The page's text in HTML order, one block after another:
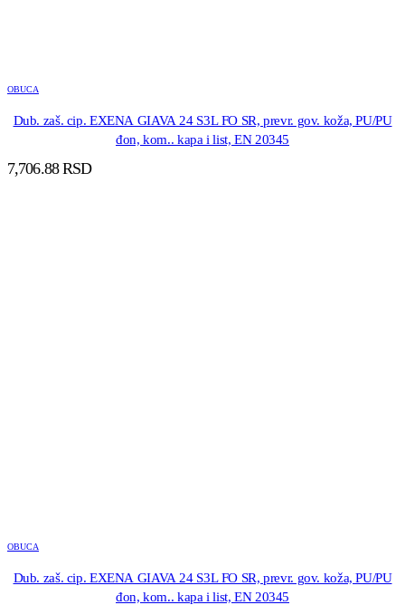
OBUCA
Dub. zaš. cip. EXENA GIAVA 24 S3L FO SR, prevr. gov. koža, PU/PU
đon, kom.. kapa i list, EN 20345
7,706.88RSD
OBUCA
Dub. zaš. cip. EXENA GIAVA 24 S3L FO SR, prevr. gov. koža, PU/PU
đon, kom.. kapa i list, EN 20345